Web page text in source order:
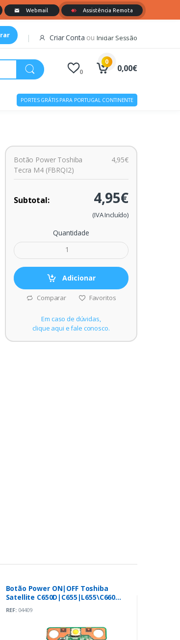
Criar Conta ouIniciar Sessão
0
0
0,00€
PORTES GRÁTIS PARA PORTUGAL CONTINENTE
Botão Power Toshiba
Tecra M4 (FBRQI2)
4,95€
Subtotal: 4,95€
(IVA Incluído)
Quantidade
Adicionar
Comparar Favoritos
Em caso de dúvidas,
clique aqui e fale conosco.
Botão Power ON|OFF Toshiba
Satellite C650D|C655|L655\C660
(6017B0258201)
REF:04409